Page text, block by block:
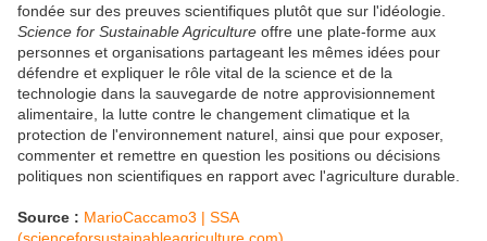
fondée sur des preuves scientifiques plutôt que sur l'idéologie.
Science for Sustainable Agriculture offre une plate-forme aux
personnes et organisations partageant les mêmes idées pour
défendre et expliquer le rôle vital de la science et de la
technologie dans la sauvegarde de notre approvisionnement
alimentaire, la lutte contre le changement climatique et la
protection de l'environnement naturel, ainsi que pour exposer,
commenter et remettre en question les positions ou décisions
politiques non scientifiques en rapport avec l'agriculture durable.
Source : MarioCaccamo3 | SSA
(scienceforsustainableagriculture.com)